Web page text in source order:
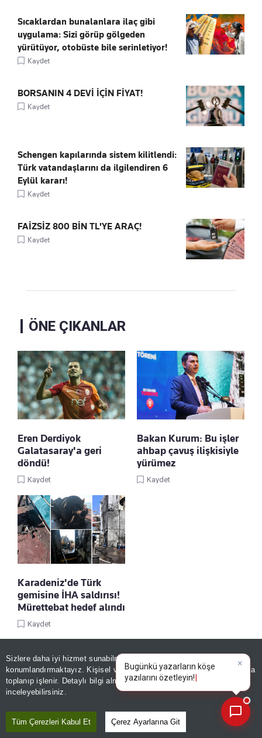
Sizlere daha iyi hizmet sunabilmek adına sitemizde
konumlandırmaktayız. Kişisel verileriniz, KVKK ve GDPR kapsamında
toplanıp işlenir. Detaylı bilgi almak içinAydınlatma Metnimizi
inceleyebilirsiniz.
Tüm Çerezleri Kabul Et Çerez Ayarlarına Git
Sıcaklardan bunalanlara ilaç gibi
uygulama: Sizi görüp gölgeden
yürütüyor, otobüste bile serinletiyor!
Kaydet
BORSANIN 4 DEVİ İÇİN FİYAT!
Kaydet
Schengen kapılarında sistem kilitlendi:
Türk vatandaşlarını da ilgilendiren 6
Eylül kararı!
Kaydet
FAİZSİZ 800 BİN TL'YE ARAÇ!
Kaydet
ÖNE ÇIKANLAR
Eren Derdiyok
Galatasaray'a geri
döndü!
Kaydet
Bakan Kurum: Bu işler
ahbap çavuş ilişkisiyle
yürümez
Kaydet
Karadeniz'de Türk
gemisine İHA saldırısı!
Mürettebat hedef alındı
Kaydet
×
Bugünkü yazarların köşe
yazılarını özetleyin!